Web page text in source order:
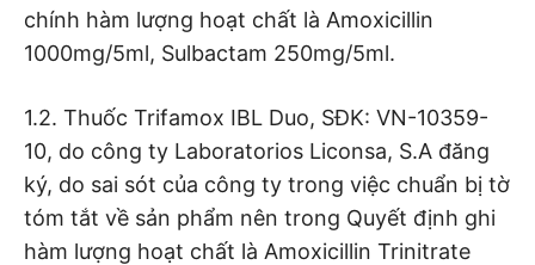
chính hàm lượng hoạt chất là Amoxicillin
1000mg/5ml, Sulbactam 250mg/5ml.
1.2. Thuốc Trifamox IBL Duo, SĐK: VN-10359-
10, do công ty Laboratorios Liconsa, S.A đăng
ký, do sai sót của công ty trong việc chuẩn bị tờ
tóm tắt về sản phẩm nên trong Quyết định ghi
hàm lượng hoạt chất là Amoxicillin Trinitrate